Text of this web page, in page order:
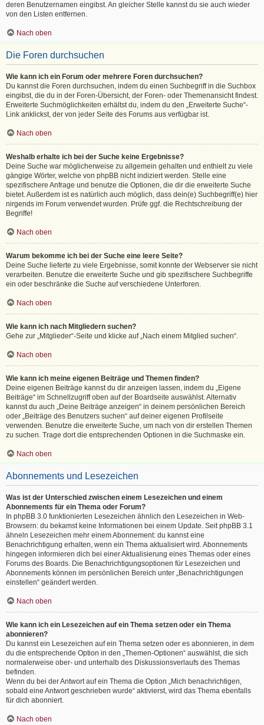
deren Benutzernamen eingibst. An gleicher Stelle kannst du sie auch wieder
von den Listen entfernen.
Nach oben
Die Foren durchsuchen
Wie kann ich ein Forum oder mehrere Foren durchsuchen?
Du kannst die Foren durchsuchen, indem du einen Suchbegriff in die Suchbox
eingibst, die du in der Foren-Übersicht, der Foren- oder Themenansicht findest.
Erweiterte Suchmöglichkeiten erhältst du, indem du den „Erweiterte Suche“-
Link anklickst, der von jeder Seite des Forums aus verfügbar ist.
Nach oben
Weshalb erhalte ich bei der Suche keine Ergebnisse?
Deine Suche war möglicherweise zu allgemein gehalten und enthielt zu viele
gängige Wörter, welche von phpBB nicht indiziert werden. Stelle eine
spezifischere Anfrage und benutze die Optionen, die dir die erweiterte Suche
bietet. Außerdem ist es natürlich auch möglich, dass dein(e) Suchbegriff(e) hier
nirgends im Forum verwendet wurden. Prüfe ggf. die Rechtschreibung der
Begriffe!
Nach oben
Warum bekomme ich bei der Suche eine leere Seite?
Deine Suche lieferte zu viele Ergebnisse, somit konnte der Webserver sie nicht
verarbeiten. Benutze die erweiterte Suche und gib spezifischere Suchbegriffe
ein oder beschränke die Suche auf verschiedene Unterforen.
Nach oben
Wie kann ich nach Mitgliedern suchen?
Gehe zur „Mitglieder“-Seite und klicke auf „Nach einem Mitglied suchen“.
Nach oben
Wie kann ich meine eigenen Beiträge und Themen finden?
Deine eigenen Beiträge kannst du dir anzeigen lassen, indem du „Eigene
Beiträge“ im Schnellzugriff oben auf der Boardseite auswählst. Alternativ
kannst du auch „Deine Beiträge anzeigen“ in deinem persönlichen Bereich
oder „Beiträge des Benutzers suchen“ auf deiner eigenen Profilseite
verwenden. Benutze die erweiterte Suche, um nach von dir erstellen Themen
zu suchen. Trage dort die entsprechenden Optionen in die Suchmaske ein.
Nach oben
Abonnements und Lesezeichen
Was ist der Unterschied zwischen einem Lesezeichen und einem
Abonnements für ein Thema oder Forum?
In phpBB 3.0 funktionierten Lesezeichen ähnlich den Lesezeichen in Web-
Browsern: du bekamst keine Informationen bei einem Update. Seit phpBB 3.1
ähneln Lesezeichen mehr einem Abonnement: du kannst eine
Benachrichtigung erhalten, wenn ein Thema aktualisiert wird. Abonnements
hingegen informieren dich bei einer Aktualisierung eines Themas oder eines
Forums des Boards. Die Benachrichtigungsoptionen für Lesezeichen und
Abonnements können im persönlichen Bereich unter „Benachrichtigungen
einstellen“ geändert werden.
Nach oben
Wie kann ich ein Lesezeichen auf ein Thema setzen oder ein Thema
abonnieren?
Du kannst ein Lesezeichen auf ein Thema setzen oder es abonnieren, in dem
du die entsprechende Option in den „Themen-Optionen“ auswählst, die sich
normalerweise ober- und unterhalb des Diskussionsverlaufs des Themas
befinden.
Wenn du bei der Antwort auf ein Thema die Option „Mich benachrichtigen,
sobald eine Antwort geschrieben wurde“ aktivierst, wird das Thema ebenfalls
für dich abonniert.
Nach oben